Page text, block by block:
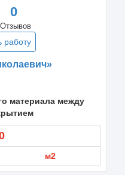
0
Отзывов
работу
материала между
м2